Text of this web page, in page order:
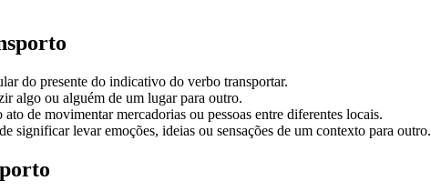
do presente do indicativo do verbo transportar.
algo ou alguém de um lugar para outro.
de movimentar mercadorias ou pessoas entre diferentes locais.
significar levar emoções, ideias ou sensações de um contexto para outro.